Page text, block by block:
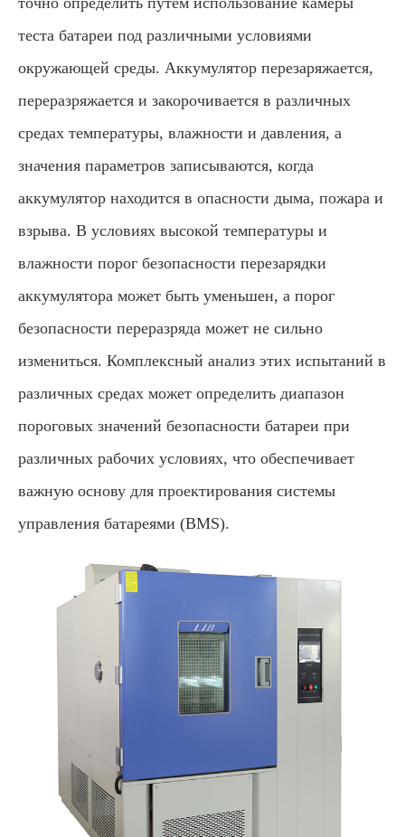
теста батареи под различными условиями
окружающей среды. Аккумулятор перезаряжается,
переразряжается и закорочивается в различных
средах температуры, влажности и давления, а
значения параметров записываются, когда
аккумулятор находится в опасности дыма, пожара и
взрыва. В условиях высокой температуры и
влажности порог безопасности перезарядки
аккумулятора может быть уменьшен, а порог
безопасности переразряда может не сильно
измениться. Комплексный анализ этих испытаний в
различных средах может определить диапазон
пороговых значений безопасности батареи при
различных рабочих условиях, что обеспечивает
важную основу для проектирования системы
управления батареями (BMS).